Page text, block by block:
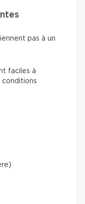
pas à un
faciles à